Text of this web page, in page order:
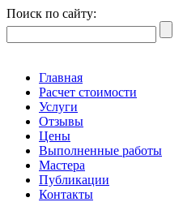
Поиск по сайту:
Главная
Расчет стоимости
Услуги
Отзывы
Цены
Выполненные работы
Мастера
Публикации
Контакты